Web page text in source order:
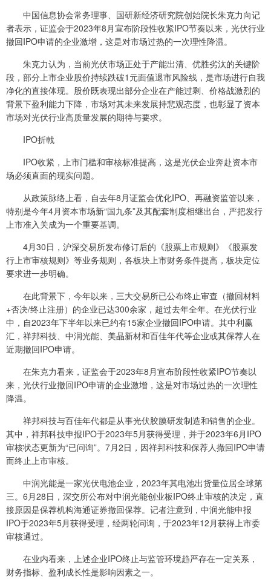
中国信息协会常务理事、国研新经济研究院创始院长朱克力向记
者表示，证监会于2023年8月宣布阶段性收紧IPO节奏以来，光伏行业
撤回IPO申请的企业激增，这是对市场过热的一次理性降温。
朱克力认为，当前光伏市场正处于产能出清、优胜劣汰的关键阶
段，部分上市企业股价持续跌破1元面值退市风险线，是市场进行自我
净化的直接体现。股价既表现出部分企业在产能过剩、价格战激烈的
背景下盈利能力下降，市场对其未来发展持悲观态度，也彰显了资本
市场对光伏行业高质量发展的期待与要求。
IPO折戟
IPO收紧，上市门槛和审核标准提高，这是光伏企业奔赴资本市
场必须直面的现实问题。
从政策脉络上看，自去年8月证监会优化IPO、再融资监管以来，
特别是今年4月资本市场新“国九条”及其配套制度相继出台，严把发行
上市准入关成为一个重要基调。
4月30日，沪深交易所发布修订后的《股票上市规则》《股票发
行上市审核规则》等业务规则，各板块上市财务条件提高，板块定位
要求进一步明确。
在此背景下，今年以来，三大交易所已公布终止审查（撤回材料
+否决/终止注册）的企业已达300余家，超过去年全年。在光伏行业
中，自2023年下半年以来已约有15家企业撤回IPO申请。其中利赢
汇，祥邦科技、中润光能、美晶新材和百佳年代等企业或其保荐人在
近期撤回IPO申请。
在朱克力看来，证监会于2023年8月宣布阶段性收紧IPO节奏以
来，光伏行业撤回IPO申请的企业激增，这是对市场过热的一次理性
降温。
祥邦科技与百佳年代都是从事光伏胶膜研发制造和销售的企业。
其中，祥邦科技申报IPO于2023年5月获得受理，并于2023年6月IPO
审核状态更新为“已问询”。7月2日，因祥邦科技和保荐人撤回IPO申请
而终止上市审核。
中润光能是一家光伏电池企业，2023年其电池出货量位居全球第
三。6月28日，深交所公布对中润光能创业板IPO终止审核的决定，直
接原因是保荐机构海通证券撤回保荐。记者注意到，中润光能申报
IPO于2023年5月获得受理，经两轮问询，于2023年12月获得上市委
审核通过。
在业内看来，上述企业IPO终止与监管环境趋严存在一定关系，
财务指标、盈利成长性是影响因素之一。